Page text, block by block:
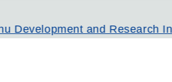
and Research Institute